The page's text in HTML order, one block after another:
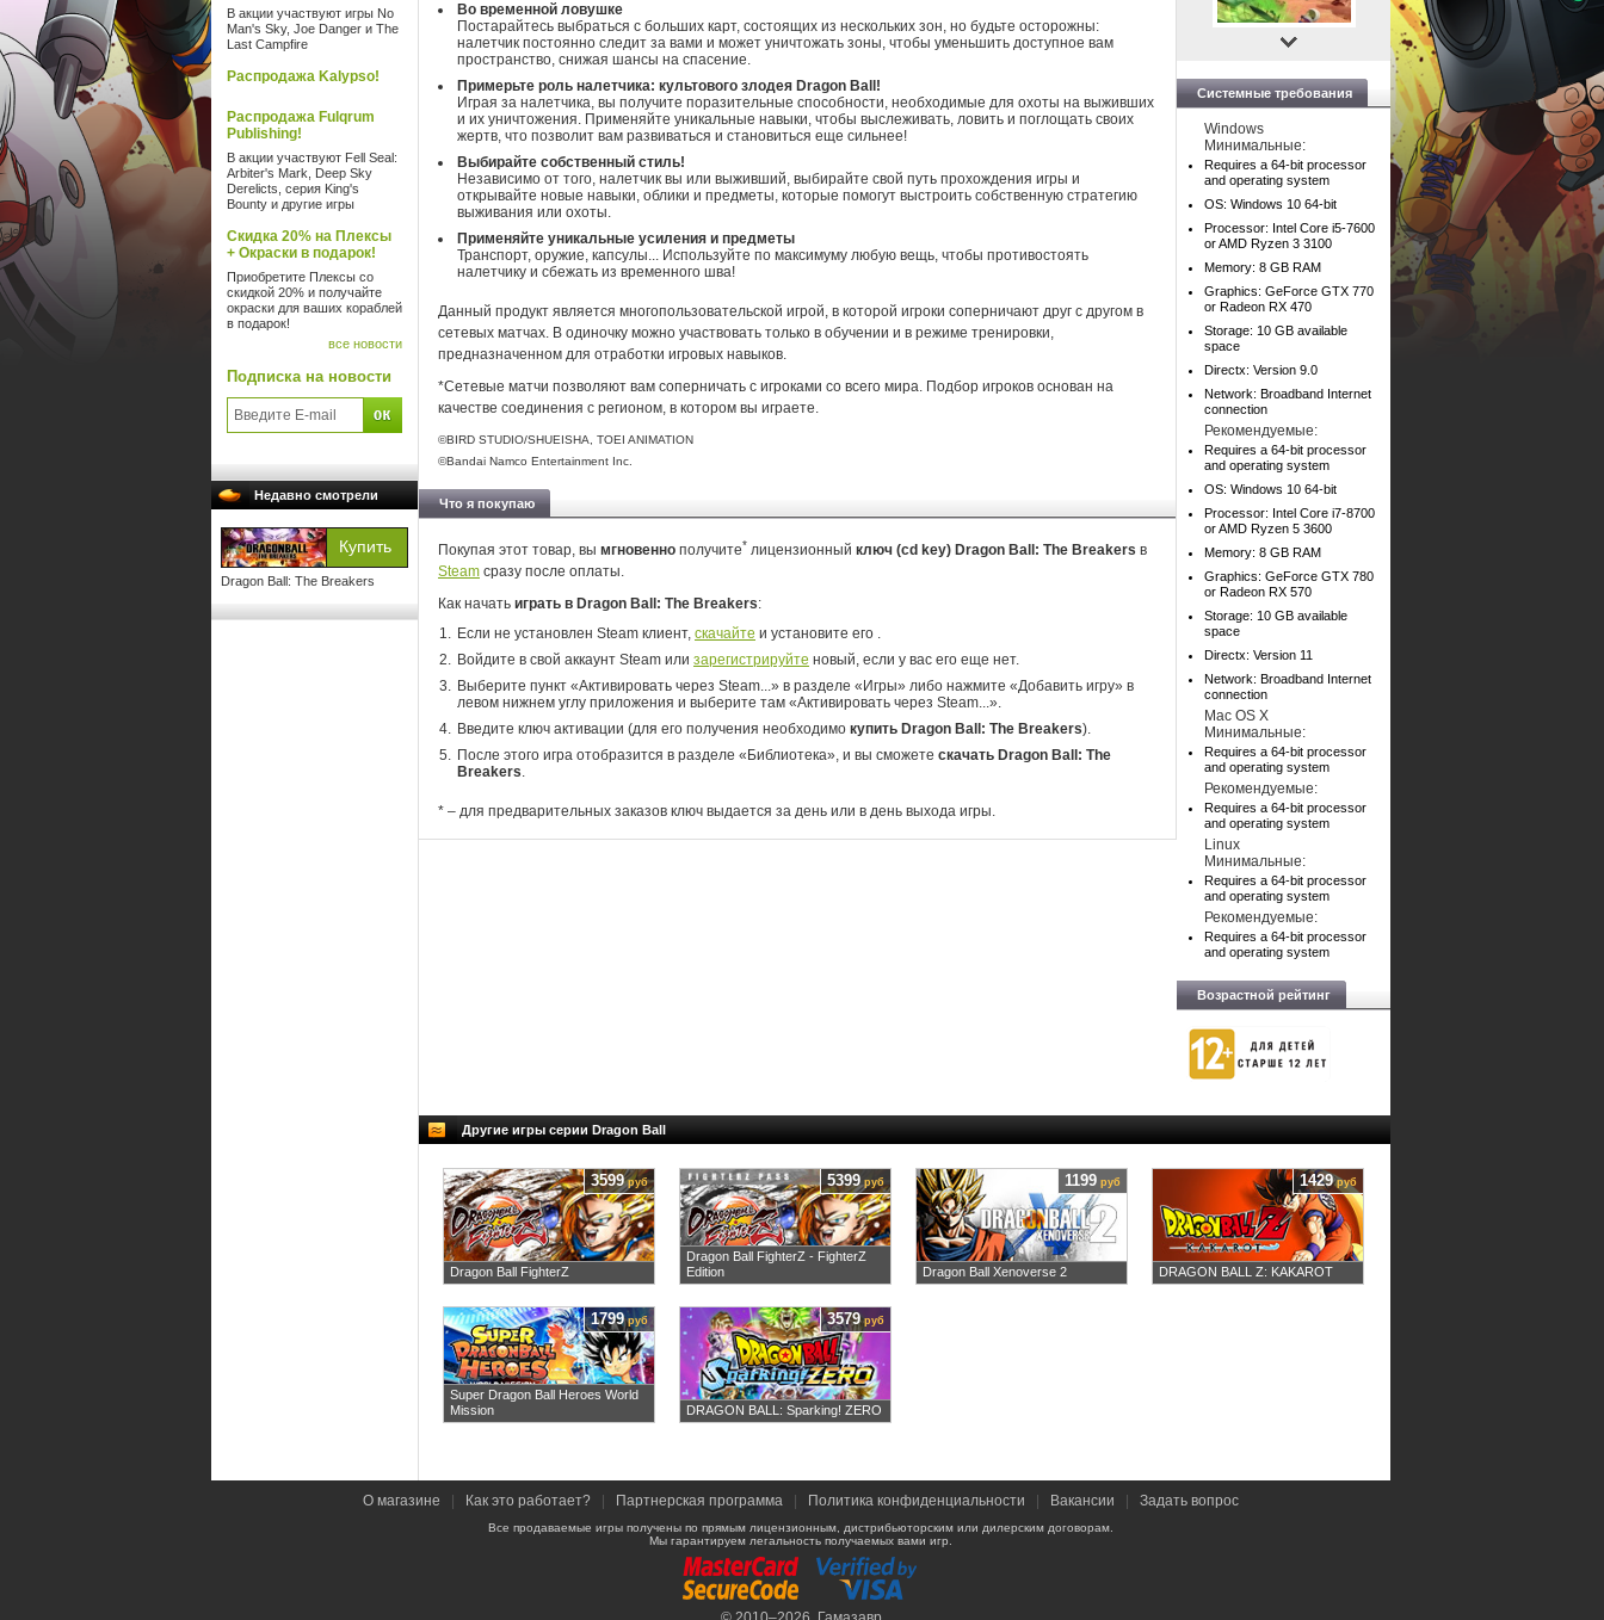
В акции участвуют игры No
Man's Sky, Joe Danger и The
Last Campfire
Распродажа Kalypso!
Распродажа Fulqrum
Publishing!
В акции участвуют Fell Seal:
Arbiter's Mark, Deep Sky
Derelicts, серия King's
Bounty и другие игры
Скидка 20% на Плексы
+ Окраски в подарок!
Приобретите Плексы со
скидкой 20% и получайте
окраски для ваших кораблей
в подарок!
все новости
Подписка на новости
Недавно смотрели
Dragon Ball: The Breakers
Во временной ловушке
Постарайтесь выбраться с больших карт, состоящих из нескольких зон, но будьте осторожны:
налетчик постоянно следит за вами и может уничтожать зоны, чтобы уменьшить доступное вам
пространство, снижая шансы на спасение.
Примерьте роль налетчика: культового злодея Dragon Ball!
Играя за налетчика, вы получите поразительные способности, необходимые для охоты на выживших
и их уничтожения. Применяйте уникальные навыки, чтобы выслеживать, ловить и поглощать своих
жертв, что позволит вам развиваться и становиться еще сильнее!
Выбирайте собственный стиль!
Независимо от того, налетчик вы или выживший, выбирайте свой путь прохождения игры и
открывайте новые навыки, облики и предметы, которые помогут выстроить собственную стратегию
выживания или охоты.
Применяйте уникальные усиления и предметы
Транспорт, оружие, капсулы... Используйте по максимуму любую вещь, чтобы противостоять
налетчику и сбежать из временного шва!
Данный продукт является многопользовательской игрой, в которой игроки соперничают друг с другом в
сетевых матчах. В одиночку можно участвовать только в обучении и в режиме тренировки,
предназначенном для отработки игровых навыков.
*Сетевые матчи позволяют вам соперничать с игроками со всего мира. Подбор игроков основан на
качестве соединения с регионом, в котором вы играете.
©BIRD STUDIO/SHUEISHA, TOEI ANIMATION
©Bandai Namco Entertainment Inc.
Что я покупаю
Покупая этот товар, вы мгновенно получите* лицензионный ключ (cd key) Dragon Ball: The Breakers в
Steam сразу после оплаты.
Как начать играть в Dragon Ball: The Breakers:
Если не установлен Steam клиент, скачайте и установите его .
Войдите в свой аккаунт Steam или зарегистрируйте новый, если у вас его еще нет.
Выберите пункт «Активировать через Steam...» в разделе «Игры» либо нажмите «Добавить игру» в
левом нижнем углу приложения и выберите там «Активировать через Steam...».
Введите ключ активации (для его получения необходимо купить Dragon Ball: The Breakers).
После этого игра отобразится в разделе «Библиотека», и вы сможете скачать Dragon Ball: The
Breakers.
* – для предварительных заказов ключ выдается за день или в день выхода игры.
Системные требования
Windows
Минимальные:
Requires a 64-bit processor
and operating system
OS: Windows 10 64-bit
Processor: Intel Core i5-7600
or AMD Ryzen 3 3100
Memory: 8 GB RAM
Graphics: GeForce GTX 770
or Radeon RX 470
Storage: 10 GB available
space
Directx: Version 9.0
Network: Broadband Internet
connection
Рекомендуемые:
Requires a 64-bit processor
and operating system
OS: Windows 10 64-bit
Processor: Intel Core i7-8700
or AMD Ryzen 5 3600
Memory: 8 GB RAM
Graphics: GeForce GTX 780
or Radeon RX 570
Storage: 10 GB available
space
Directx: Version 11
Network: Broadband Internet
connection
Mac OS X
Минимальные:
Requires a 64-bit processor
and operating system
Рекомендуемые:
Requires a 64-bit processor
and operating system
Linux
Минимальные:
Requires a 64-bit processor
and operating system
Рекомендуемые:
Requires a 64-bit processor
and operating system
Возрастной рейтинг
Другие игры серии Dragon Ball
Dragon Ball FighterZ
3599руб
Dragon Ball FighterZ - FighterZ
Edition
5399руб
Dragon Ball Xenoverse 2
1199 руб
DRAGON BALL Z: KAKAROT
1429руб
Super Dragon Ball Heroes World
Mission
1799руб
DRAGON BALL: Sparking! ZERO
3579руб
О магазине Как это работает? Партнерская программа Политика конфиденциальности Вакансии Задать вопрос
Все продаваемые игры получены по прямым лицензионным, дистрибьюторским или дилерским договорам.
Мы гарантируем легальность получаемых вами игр.